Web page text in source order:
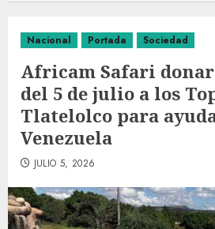
Nacional Portada Sociedad
Africam Safari
del 5 de julio a los
Tlatelolco para
Venezuela
JULIO 5, 2026